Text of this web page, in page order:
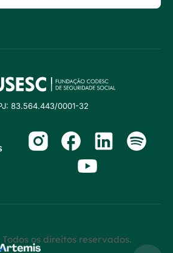
83.564.443/0001-32
Todos os direitos reservados.